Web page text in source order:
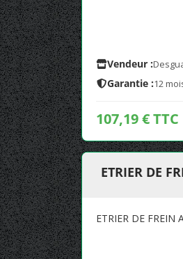
Vendeur :
Garantie :12
107,19 € TTC
ETRIER DE
ETRIER DE FREIN